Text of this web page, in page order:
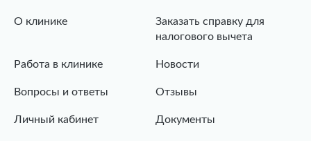
О клинике
Заказать справку для
налогового вычета
Работа в клинике Новости
Вопросы и ответы Отзывы
Личный кабинет Документы